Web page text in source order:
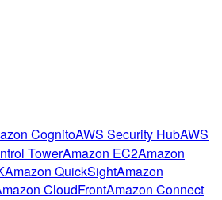
CognitoAWS Security HubAWS
TowerAmazon EC2Amazon
Amazon QuickSightAmazon
CloudFrontAmazon Connect